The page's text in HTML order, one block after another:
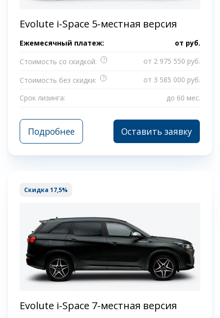
Evolute i-Space 5-местная версия
Ежемесячный платеж: от руб.
Стоимость со скидкой:
? от 2 975 550 руб.
Стоимость без скидки: ?
от 3 585 000 руб.
Срок лизинга:
до 60 мес.
Подробнее Оставить заявку
Скидка 17,5%
Evolute i-Space 7-местная версия